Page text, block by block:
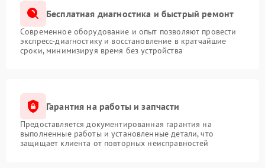
Бесплатная диагностика и быстрый ремонт
Современное оборудование и опыт позволяют провести
экспресс-диагностику и восстановление в кратчайшие
сроки, минимизируя время без устройства
Гарантия на работы и запчасти
Предоставляется документированная гарантия на
выполненные работы и установленные детали, что
защищает клиента от повторных неисправностей